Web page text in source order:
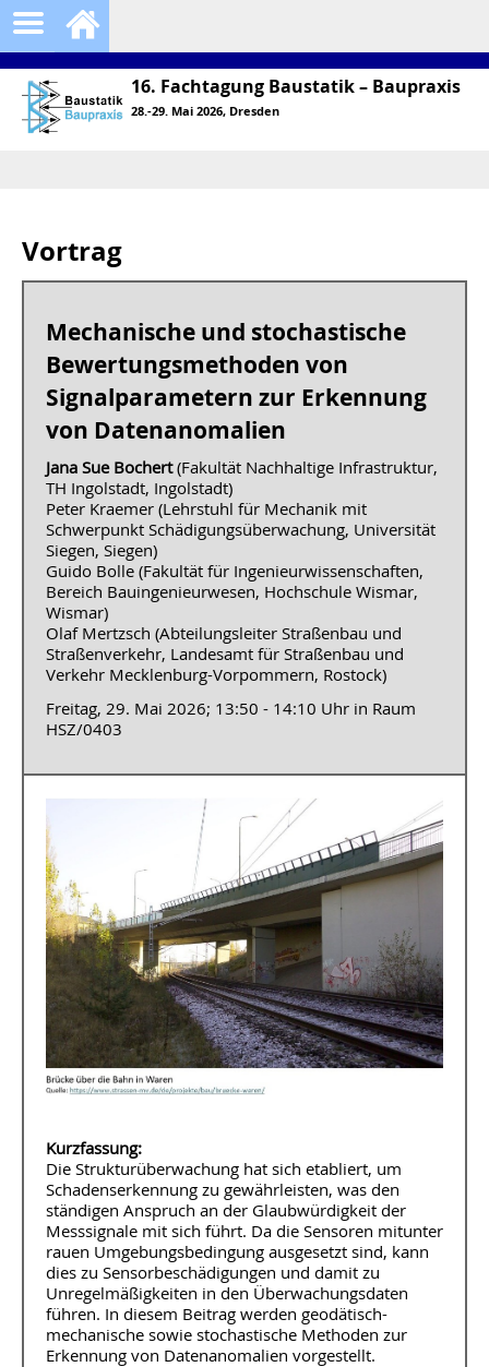
16. Fachtagung Baustatik – Baupraxis
28.-29. Mai 2026, Dresden
Vortrag
Mechanische und stochastische
Bewertungsmethoden von
Signalparametern zur Erkennung
von Datenanomalien
Jana Sue Bochert(Fakultät Nachhaltige Infrastruktur,
TH Ingolstadt, Ingolstadt)
Peter Kraemer (Lehrstuhl für Mechanik mit
Schwerpunkt Schädigungsüberwachung, Universität
Siegen, Siegen)
Guido Bolle (Fakultät für Ingenieurwissenschaften,
Bereich Bauingenieurwesen, Hochschule Wismar,
Wismar)
Olaf Mertzsch (Abteilungsleiter Straßenbau und
Straßenverkehr, Landesamt für Straßenbau und
Verkehr Mecklenburg-Vorpommern, Rostock)
Freitag, 29. Mai 2026; 13:50 - 14:10 Uhr in Raum
HSZ/0403
Kurzfassung:
Die Strukturüberwachung hat sich etabliert, um
Schadenserkennung zu gewährleisten, was den
ständigen Anspruch an der Glaubwürdigkeit der
Messsignale mit sich führt. Da die Sensoren mitunter
rauen Umgebungsbedingung ausgesetzt sind, kann
dies zu Sensorbeschädigungen und damit zu
Unregelmäßigkeiten in den Überwachungsdaten
führen. In diesem Beitrag werden geodätisch-
mechanische sowie stochastische Methoden zur
Erkennung von Datenanomalien vorgestellt.